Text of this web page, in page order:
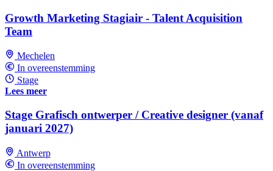
Growth Marketing Stagiair - Talent Acquisition
Team
Mechelen
In overeenstemming
Stage
Lees meer
Stage Grafisch ontwerper / Creative designer (vanaf
januari 2027)
Antwerp
In overeenstemming